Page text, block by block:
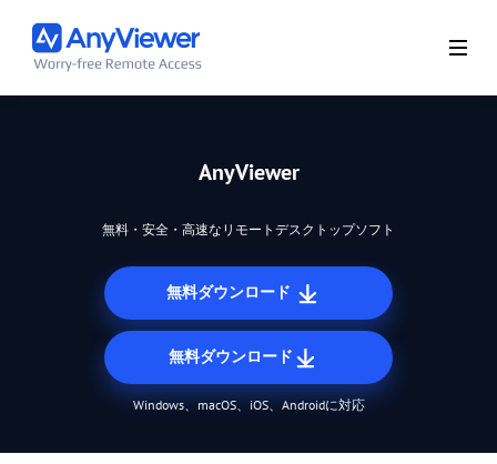
AnyViewer
無料・安全・高速なリモートデスクトップソフト
無料ダウンロード
無料ダウンロード
Windows、macOS、iOS、Androidに対応